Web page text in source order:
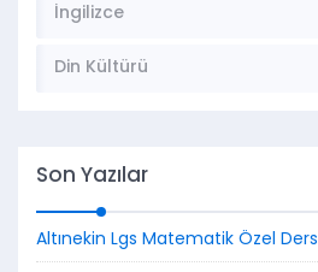
İngilizce
Din Kültürü
Son Yazılar
Altınekin Lgs Matematik Özel Ders